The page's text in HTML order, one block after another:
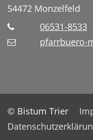
54472 Monzelfeld
06531-8533
pfarrbuero-
© Bistum Trier